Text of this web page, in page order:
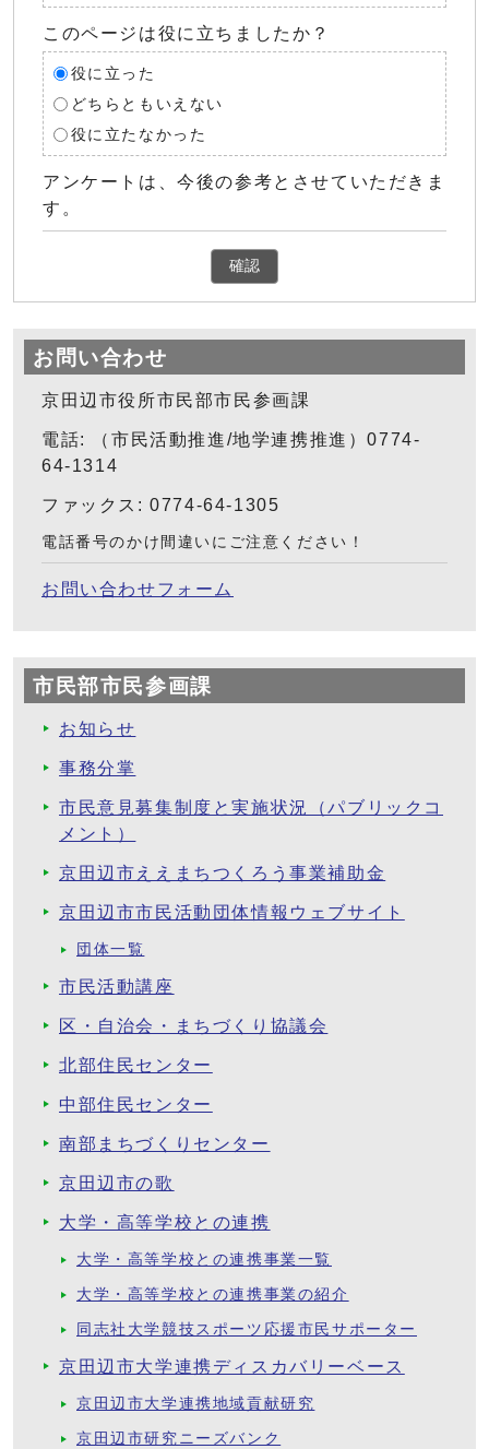
このページは役に立ちましたか？
役に立った
どちらともいえない
役に立たなかった
アンケートは、今後の参考とさせていただきま
す。
確認
お問い合わせ
京田辺市役所市民部市民参画課
電話: （市民活動推進/地学連携推進）0774-
64-1314
ファックス: 0774-64-1305
電話番号のかけ間違いにご注意ください！
お問い合わせフォーム
市民部市民参画課
お知らせ
事務分掌
市民意見募集制度と実施状況（パブリックコ
メント）
京田辺市ええまちつくろう事業補助金
京田辺市市民活動団体情報ウェブサイト
団体一覧
市民活動講座
区・自治会・まちづくり協議会
北部住民センター
中部住民センター
南部まちづくりセンター
京田辺市の歌
大学・高等学校との連携
大学・高等学校との連携事業一覧
大学・高等学校との連携事業の紹介
同志社大学競技スポーツ応援市民サポーター
京田辺市大学連携ディスカバリーベース
京田辺市大学連携地域貢献研究
京田辺市研究ニーズバンク